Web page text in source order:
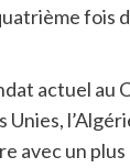
fois
actuel au
avec un